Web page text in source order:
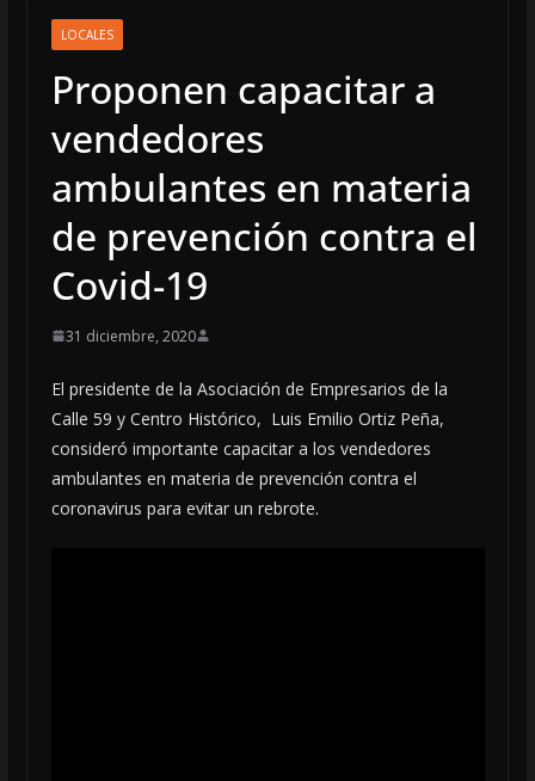
LOCALES
Proponen capacitar a
vendedores
ambulantes en materia
de prevención contra el
Covid-19
31 diciembre, 2020
El presidente de la Asociación de Empresarios de la
Calle 59 y Centro Histórico, Luis Emilio Ortiz Peña,
consideró importante capacitar a los vendedores
ambulantes en materia de prevención contra el
coronavirus para evitar un rebrote.